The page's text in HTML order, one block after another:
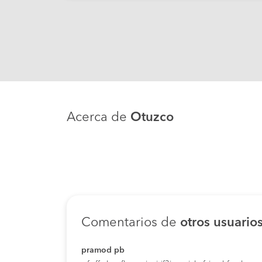
Acerca de Otuzco
Comentarios de otros
pramod pb